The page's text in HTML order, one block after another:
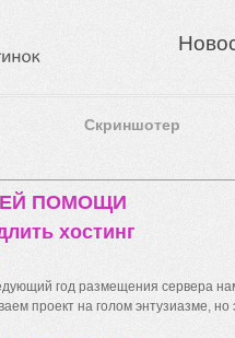
Скриншотер
ПОМОЩИ
хостинг
год размещения сервера
проект на голом энтузиазме, но